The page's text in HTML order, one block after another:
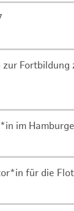
Fortbildung
im
für die